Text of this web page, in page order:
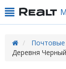
Почтовые
Деревня